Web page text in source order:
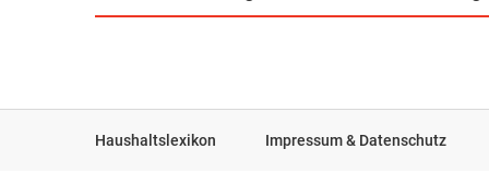
Haushaltslexikon Impressum & Datenschutz